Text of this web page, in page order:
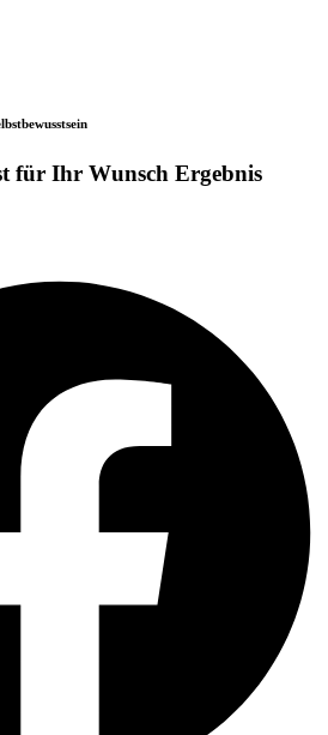
für Ihr Wunsch Ergebnis